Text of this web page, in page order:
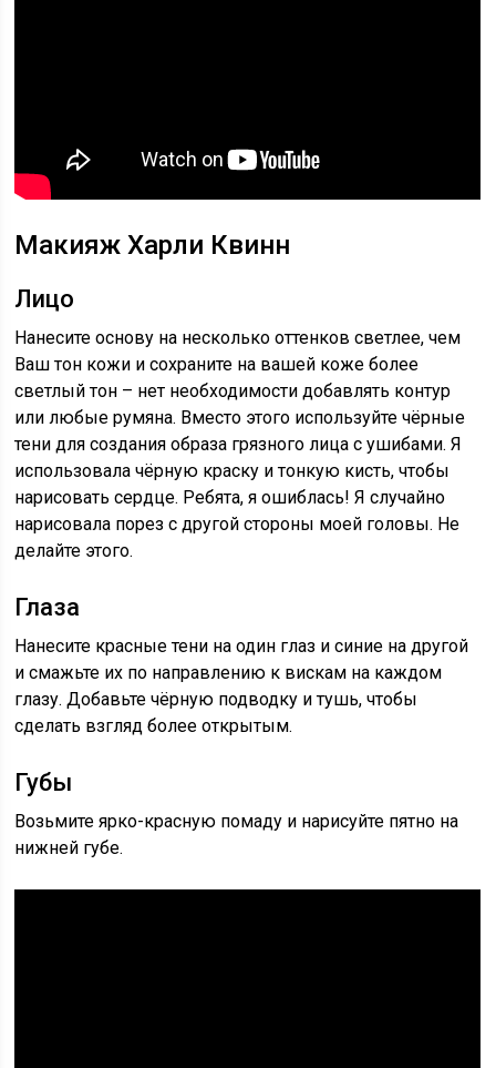
Макияж Харли Квинн
Лицо
Нанесите основу на несколько оттенков светлее, чем
Ваш тон кожи и сохраните на вашей коже более
светлый тон – нет необходимости добавлять контур
или любые румяна. Вместо этого используйте чёрные
тени для создания образа грязного лица с ушибами. Я
использовала чёрную краску и тонкую кисть, чтобы
нарисовать сердце. Ребята, я ошиблась! Я случайно
нарисовала порез с другой стороны моей головы. Не
делайте этого.
Глаза
Нанесите красные тени на один глаз и синие на другой
и смажьте их по направлению к вискам на каждом
глазу. Добавьте чёрную подводку и тушь, чтобы
сделать взгляд более открытым.
Губы
Возьмите ярко-красную помаду и нарисуйте пятно на
нижней губе.